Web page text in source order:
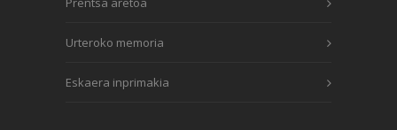
Urteroko memoria
Eskaera inprimakia